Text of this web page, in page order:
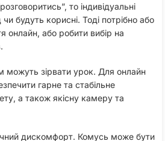
то індивідуальні
будуть корисні. Тоді потрібно або
онлайн, або робити вибір на
можуть зірвати урок. Для онлайн
гарне та стабільне
а також якісну камеру та
дискомфорт. Комусь може бути